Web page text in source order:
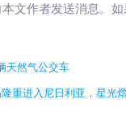
文作者发送消息。
天然气公交车
重进入尼日利亚，星光